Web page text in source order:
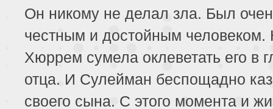
Он никому не делал зла. Был
честным и достойным человеком.
Хюррем сумела оклеветать его в
отца. И Сулейман беспощадно
своего сына. С этого момента и